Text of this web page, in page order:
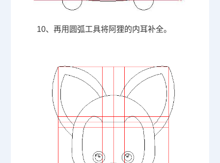
10、再用圆弧工具将阿狸的内耳补全。